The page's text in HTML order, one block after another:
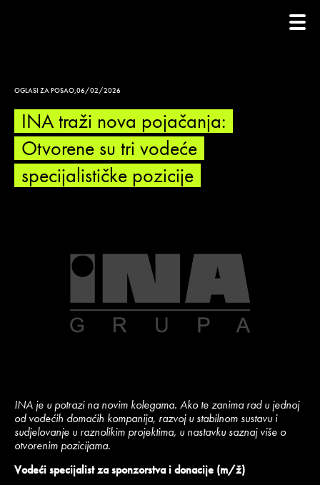
OGLASI ZA POSAO,06/02/2026
INA traži nova pojačanja:
Otvorene su tri vodeće
specijalističke pozicije
INA je u potrazi na novim kolegama. Ako te zanima rad u jednoj
od vodećih domaćih kompanija, razvoj u stabilnom sustavu i
sudjelovanje u raznolikim projektima, u nastavku saznaj više o
otvorenim pozicijama.
Vodeći specijalist za sponzorstva i donacije (m/ž)